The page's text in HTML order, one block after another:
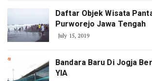
Daftar Objek Wisata
Purworejo Jawa Tengah
July 15, 2019
Bandara Baru Di Jogja
YIA